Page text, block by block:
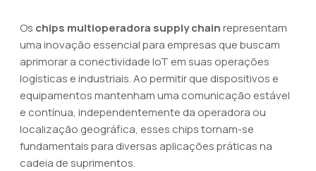
Os chips multioperadora supply chainrepresentam
uma inovação essencial para empresas que buscam
aprimorar a conectividade IoT em suas operações
logísticas e industriais. Ao permitir que dispositivos e
equipamentos mantenham uma comunicação estável
e contínua, independentemente da operadora ou
localização geográfica, esses chips tornam-se
fundamentais para diversas aplicações práticas na
cadeia de suprimentos.